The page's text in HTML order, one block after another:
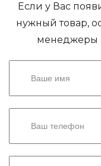
Если у Вас
нужный товар,
менеджеры